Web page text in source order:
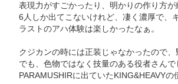
表現力がすごかったり、明かりの作り方が
6人しか出てこないけれど、凄く濃厚で、
ラストのアハ体験は楽しかったなぁ。
クジカンの時には正装じゃなかったので
でも、色物ではなく技量のある役者さんで
PARAMUSHIRに出ていたKING&HEAVY